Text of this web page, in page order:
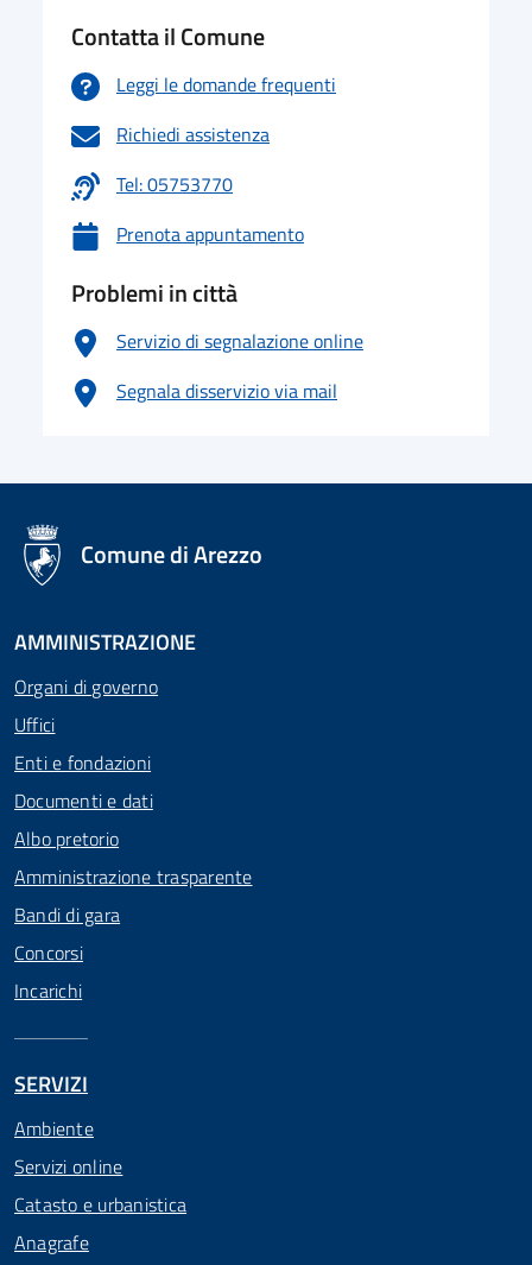
Contatta il Comune
Leggi le domande frequenti
Richiedi assistenza
Tel: 05753770
Prenota appuntamento
Problemi in città
Servizio di segnalazione online
Segnala disservizio via mail
logo Unione Europea
Comune di Arezzo
AMMINISTRAZIONE
Organi di governo
Uffici
Enti e fondazioni
Documenti e dati
Albo pretorio
Amministrazione trasparente
Bandi di gara
Concorsi
Incarichi
SERVIZI
Ambiente
Servizi online
Catasto e urbanistica
Anagrafe